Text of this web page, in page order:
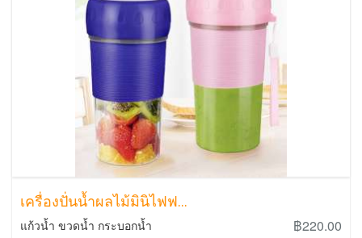
เครื่องปั่นน้ำผลไม้มินิไฟฟ...
แก้วน้ำ ขวดน้ำ กระบอกน้ำ ฿220.00